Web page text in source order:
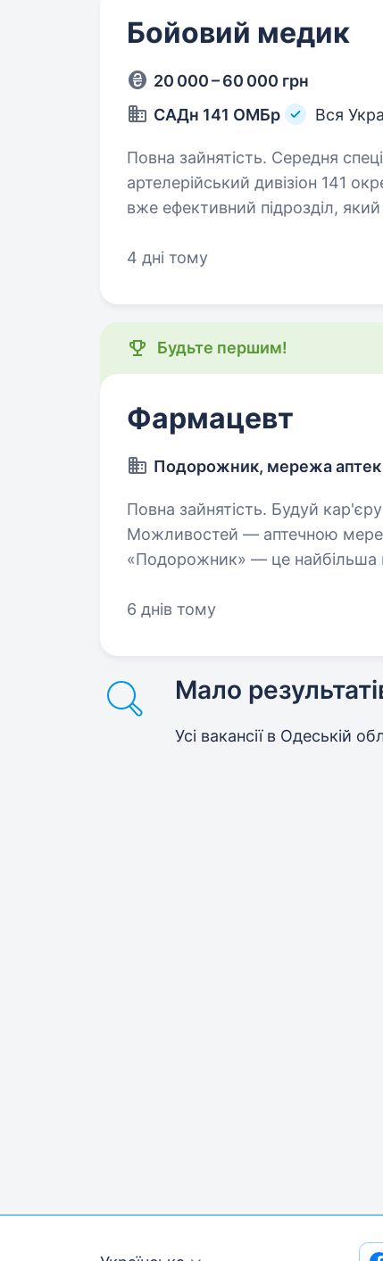
Бойовий медик
20 000 – 60 000 грн
САДн 141 ОМБр
Вся
Повна зайнятість. Середня спеціальна освіта.
артелерійський дивізіон 141
вже ефективний підрозділ,
4 дні тому
Будьте першим!
Фармацевт
Подорожник, мережа аптек
Повна зайнятість. Будуй кар'єру в фармації разом з Лідером
Можливостей — аптечною
«Подорожник» — це найбільша
6 днів тому
Мало
Усі вакансії в Одеській